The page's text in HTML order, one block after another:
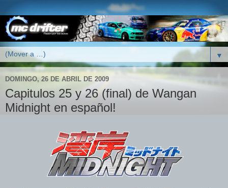
▼
DOMINGO, 26 DE ABRIL DE 2009
Capitulos 25 y 26 (final) de Wangan
Midnight en español!